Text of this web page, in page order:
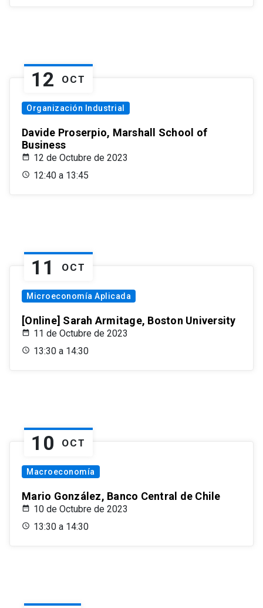
12 OCT
Organización Industrial
Davide Proserpio, Marshall School of
Business
12 de Octubre de 2023
12:40 a 13:45
11 OCT
Microeconomía Aplicada
[Online] Sarah Armitage, Boston University
11 de Octubre de 2023
13:30 a 14:30
10 OCT
Macroeconomía
Mario González, Banco Central de Chile
10 de Octubre de 2023
13:30 a 14:30